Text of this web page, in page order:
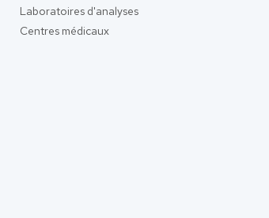
Laboratoires d'analyses
Centres médicaux